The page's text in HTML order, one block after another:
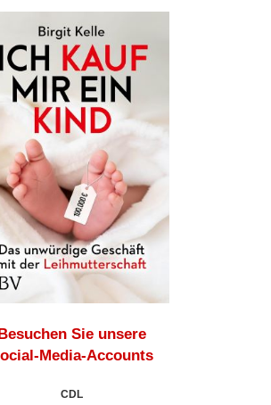
Sie unsere
Media-Accounts
CDL